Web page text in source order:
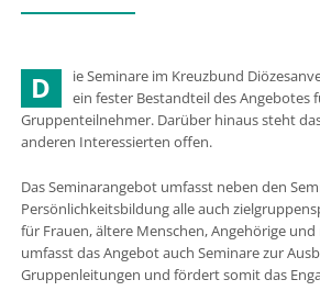
D
ie Seminare im Kreuzbund
ein fester Bestandteil des Angebotes
Gruppenteilnehmer. Darüber hinaus steht
anderen Interessierten offen.
Das Seminarangebot umfasst neben den
Persönlichkeitsbildung alle auch
für Frauen, ältere Menschen, Angehörige
umfasst das Angebot auch Seminare zur
Gruppenleitungen und fördert somit das